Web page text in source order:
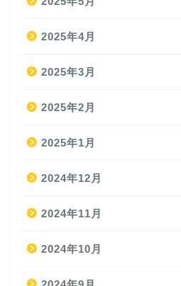
2025年4月
2025年3月
2025年2月
2025年1月
2024年12月
2024年11月
2024年10月